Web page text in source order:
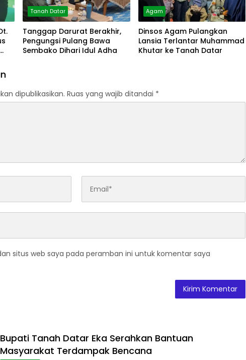
Tanah Datar
Tanggap Darurat Berakhir,
Pengungsi Pulang Bawa
Sembako Dihari Idul Adha
Agam
Dinsos Agam Pulangkan
Lansia Terlantar Muhammad
Khutar ke Tanah Datar
dipublikasikan. Ruas yang wajib ditandai *
situs web saya pada peramban ini untuk komentar saya
Bupati Tanah Datar Eka Serahkan Bantuan
Masyarakat Terdampak Bencana